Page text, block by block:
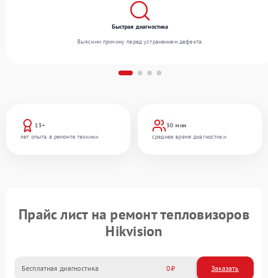
13+
лет опыта в ремонте техники
30 мин
среднее время диагностики
Быстрая диагностика
Выясним причину перед устранением дефекта.
Прайс лист на ремонт тепловизоров
Hikvision
Бесплатная диагностика 0 Заказать